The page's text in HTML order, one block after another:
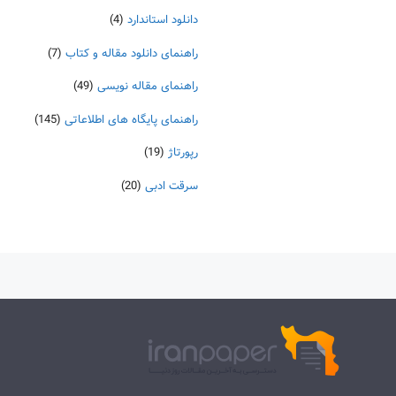
دانلود استاندارد (4)
راهنمای دانلود مقاله و کتاب (7)
راهنمای مقاله نویسی (49)
راهنمای پایگاه های اطلاعاتی (145)
رپورتاژ (19)
سرقت ادبی (20)